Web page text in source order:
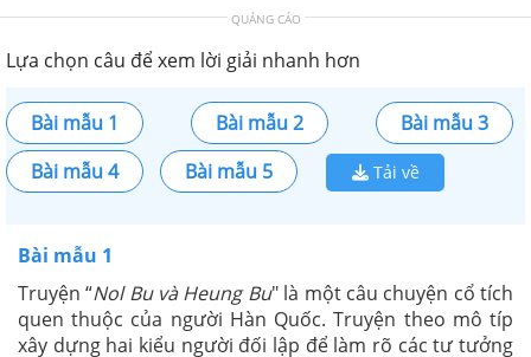
QUẢNG CÁO
Lựa chọn câu để xem lời giải nhanh hơn
Bài mẫu 1 Bài mẫu 2
Bài mẫu 3
Bài mẫu 4
Bài mẫu 5 Tải về
Bài mẫu 1
Truyện “Nol Bu và Heung Bu" là một câu chuyện cổ tích
quen thuộc của người Hàn Quốc. Truyện theo mô típ
xây dựng hai kiểu người đối lập để làm rõ các tư tưởng